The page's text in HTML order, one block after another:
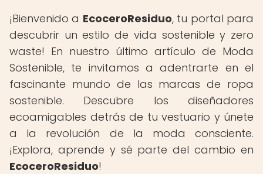
¡Bienvenido a EcoceroResiduo, tu portal para
descubrir un estilo de vida sostenible y zero
waste! En nuestro último artículo de Moda
Sostenible, te invitamos a adentrarte en el
fascinante mundo de las marcas de ropa
sostenible. Descubre los diseñadores
ecoamigables detrás de tu vestuario y únete
a la revolución de la moda consciente.
¡Explora, aprende y sé parte del cambio en
EcoceroResiduo!